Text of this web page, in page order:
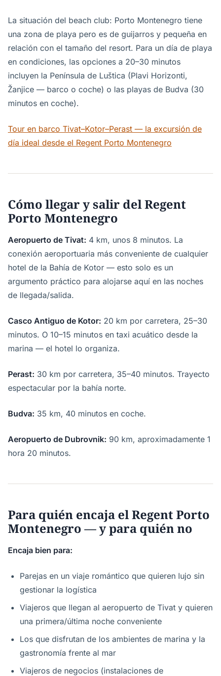
La situación del beach club: Porto Montenegro tiene
una zona de playa pero es de guijarros y pequeña en
relación con el tamaño del resort. Para un día de playa
en condiciones, las opciones a 20–30 minutos
incluyen la Península de Luštica (Plavi Horizonti,
Žanjice — barco o coche) o las playas de Budva (30
minutos en coche).
Tour en barco Tivat–Kotor–Perast — la excursión de
día ideal desde el Regent Porto Montenegro
Cómo llegar y salir del Regent
Porto Montenegro
Aeropuerto de Tivat: 4 km, unos 8 minutos. La
conexión aeroportuaria más conveniente de cualquier
hotel de la Bahía de Kotor — esto solo es un
argumento práctico para alojarse aquí en las noches
de llegada/salida.
Casco Antiguo de Kotor: 20 km por carretera, 25–30
minutos. O 10–15 minutos en taxi acuático desde la
marina — el hotel lo organiza.
Perast: 30 km por carretera, 35–40 minutos. Trayecto
espectacular por la bahía norte.
Budva: 35 km, 40 minutos en coche.
Aeropuerto de Dubrovnik: 90 km, aproximadamente 1
hora 20 minutos.
Para quién encaja el Regent Porto
Montenegro — y para quién no
Encaja bien para:
Parejas en un viaje romántico que quieren lujo sin
gestionar la logística
Viajeros que llegan al aeropuerto de Tivat y quieren
una primera/última noche conveniente
Los que disfrutan de los ambientes de marina y la
gastronomía frente al mar
Viajeros de negocios (instalaciones de